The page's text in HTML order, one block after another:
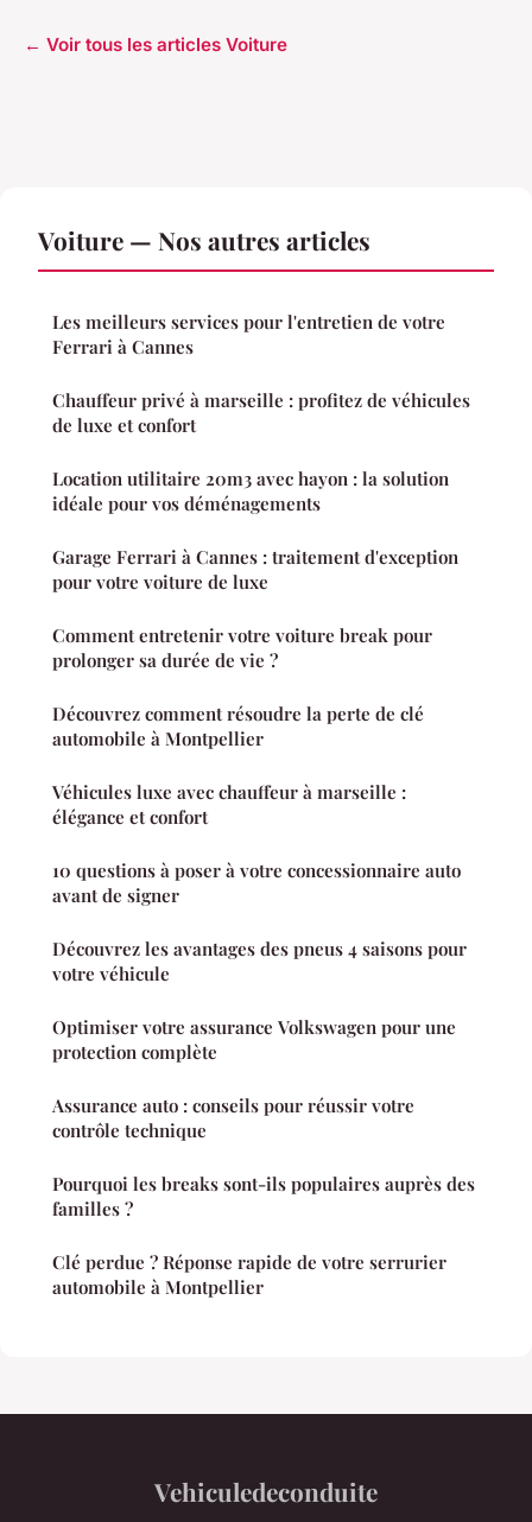
← Voir tous les articles Voiture
Voiture — Nos autres articles
Les meilleurs services pour l'entretien de votre
Ferrari à Cannes
Chauffeur privé à marseille : profitez de véhicules
de luxe et confort
Location utilitaire 20m3 avec hayon : la solution
idéale pour vos déménagements
Garage Ferrari à Cannes : traitement d'exception
pour votre voiture de luxe
Comment entretenir votre voiture break pour
prolonger sa durée de vie ?
Découvrez comment résoudre la perte de clé
automobile à Montpellier
Véhicules luxe avec chauffeur à marseille :
élégance et confort
10 questions à poser à votre concessionnaire auto
avant de signer
Découvrez les avantages des pneus 4 saisons pour
votre véhicule
Optimiser votre assurance Volkswagen pour une
protection complète
Assurance auto : conseils pour réussir votre
contrôle technique
Pourquoi les breaks sont-ils populaires auprès des
familles ?
Clé perdue ? Réponse rapide de votre serrurier
automobile à Montpellier
Vehiculedeconduite